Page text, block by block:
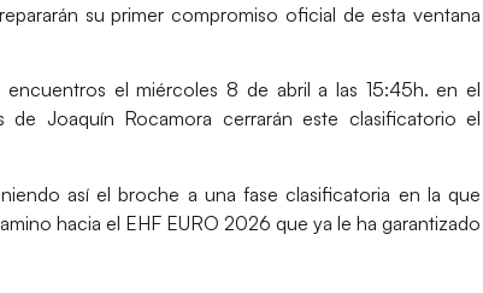
su primer compromiso oficial de esta ventana
encuentros elmiércoles 8 de abril a las 15:45h. en el
de Joaquín Rocamora cerrarán este clasificatorio el
así el broche a una fase clasificatoria en la que
hacia el EHF EURO 2026 que ya le ha garantizado